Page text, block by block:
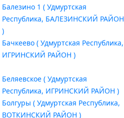
Балезино 1 ( Удмуртская
Республика, БАЛЕЗИНСКИЙ РАЙОН
)
Бачкеево ( Удмуртская Республика,
ИГРИНСКИЙ РАЙОН )
Беляевское ( Удмуртская
Республика, ИГРИНСКИЙ РАЙОН )
Болгуры ( Удмуртская Республика,
ВОТКИНСКИЙ РАЙОН )